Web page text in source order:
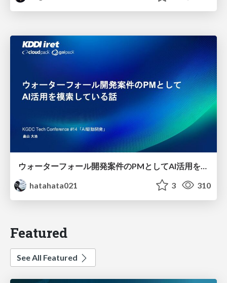
hatahata021
3 310
Featured
See All Featured